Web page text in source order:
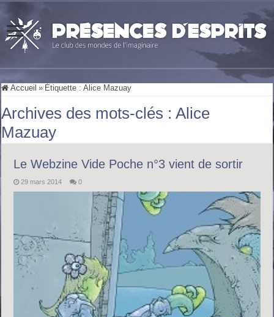
Accueil » Étiquette :Alice Mazuay
Archives des mots-clés :Alice
Mazuay
Le Webzine Vide Poche n°3 vient de sortir
29 mars 2014 0